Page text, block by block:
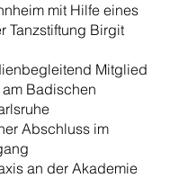
mit Hilfe eines
Tanzstiftung Birgit
Mitglied
Badischen
Abschluss im
an der Akademie